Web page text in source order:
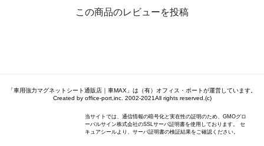
この商品のレビューを投稿
「車用強力マグネットシート通販店｜車MAX」は（有）オフィス・ポートが運営しています。
Created by office-port,inc. 2002-2021All rights reserved.(c)
当サイトでは、通信情報の暗号化と実在性の証明のため、GMOグロ
ーバルサイン株式会社のSSLサーバ証明書を使用しております。 セ
キュアシールより、サーバ証明書の検証結果をご確認ください。